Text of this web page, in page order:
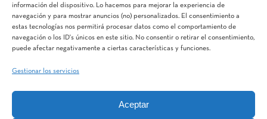
información del dispositivo. Lo hacemos para mejorar la experiencia de
navegación y para mostrar anuncios (no) personalizados. El consentimiento a
estas tecnologías nos permitirá procesar datos como el comportamiento de
navegación o los ID's únicos en este sitio. No consentir o retirar el consentimiento,
puede afectar negativamente a ciertas características y funciones.
Gestionar los servicios
Aceptar
Manta de riego con tubería integrada